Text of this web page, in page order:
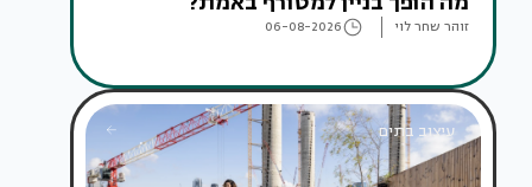
זוהר שחר לוי 06-08-2026
עיצוב בתים